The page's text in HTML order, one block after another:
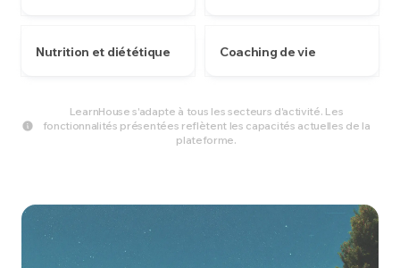
Nutrition et diététique Coaching de vie
LearnHouse s'adapte à tous les secteurs d'activité. Les
fonctionnalités présentées reflètent les capacités actuelles de la
plateforme.